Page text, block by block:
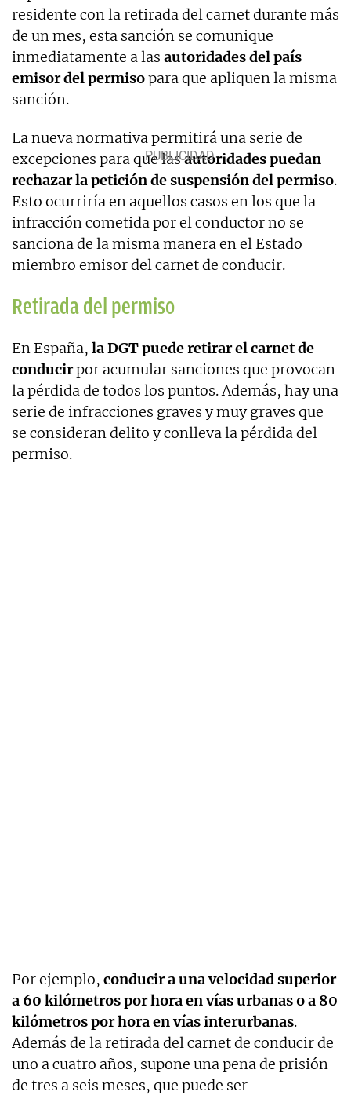
residente con la retirada del carnet durante más
de un mes, esta sanción se comunique
inmediatamente a las autoridades del país
emisor del permisopara que apliquen la misma
sanción.
La nueva normativa permitirá una serie de
excepciones para que lasautoridades puedan
rechazar la petición de suspensión del permiso.
Esto ocurriría en aquellos casos en los que la
infracción cometida por el conductor no se
sanciona de la misma manera en el Estado
miembro emisor del carnet de conducir.
Retirada del permiso
En España, la DGT puede retirar el carnet de
conducirpor acumular sanciones que provocan
la pérdida de todos los puntos. Además, hay una
serie de infracciones graves y muy graves que
se consideran delito y conlleva la pérdida del
permiso.
Por ejemplo, conducir a una velocidad superior
a 60 kilómetros por hora en vías urbanas o a 80
kilómetros por hora en vías interurbanas.
Además de la retirada del carnet de conducir de
uno a cuatro años, supone una pena de prisión
de tres a seis meses, que puede ser